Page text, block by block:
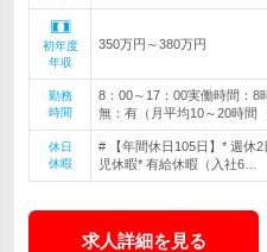
初年度
年収
350万円～380万円
勤務
時間
8：00～17：00実働時間：8
無：有（月平均10～20時間
休日
休暇
# 【年間休日105日】* 週休
児休暇* 有給休暇（入社6…
求人詳細を見る